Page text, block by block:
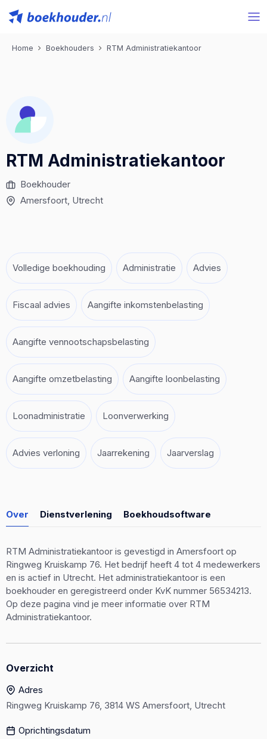
Home Boekhouders RTM Administratiekantoor
RTM Administratiekantoor
Boekhouder
Amersfoort, Utrecht
Volledige boekhouding Administratie Advies
Fiscaal advies Aangifte inkomstenbelasting
Aangifte vennootschapsbelasting
Aangifte omzetbelasting Aangifte loonbelasting
Loonadministratie Loonverwerking
Advies verloning Jaarrekening Jaarverslag
Over Dienstverlening Boekhoudsoftware
RTM Administratiekantoor is gevestigd in Amersfoort op
Ringweg Kruiskamp 76. Het bedrijf heeft 4 tot 4 medewerkers
en is actief in Utrecht. Het administratiekantoor is een
boekhouder en geregistreerd onder KvK nummer 56534213.
Op deze pagina vind je meer informatie over RTM
Administratiekantoor.
Overzicht
Adres
Ringweg Kruiskamp 76, 3814 WS Amersfoort, Utrecht
Oprichtingsdatum